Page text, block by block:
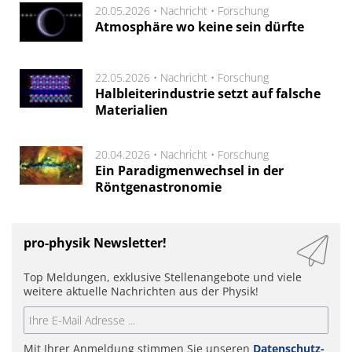
20.05.2026 • Nachricht • Forschung
Atmosphäre wo keine sein dürfte
22.05.2026 • Nachricht • Forschung
Halbleiterindustrie setzt auf falsche
Materialien
20.04.2026 • Nachricht • Forschung
Ein Paradigmenwechsel in der
Röntgenastronomie
pro-physik Newsletter!
Top Meldungen, exklusive Stellenangebote und viele
weitere aktuelle Nachrichten aus der Physik!
Mit Ihrer Anmeldung stimmen Sie unseren Datenschutz-